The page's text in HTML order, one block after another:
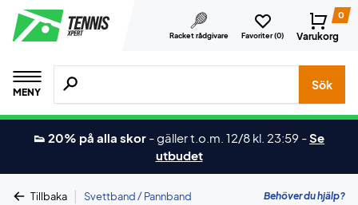
Racket rådgivare Favoriter (0)
0
Varukorg
MENY
Sök efter produkter, märken osv.
Sök
👟 20% på alla skor -gäller t.o.m. 12/8 kl. 23:59 -Se
utbudet
Tillbaka | Svettband / Pannband Behöver du hjälp?